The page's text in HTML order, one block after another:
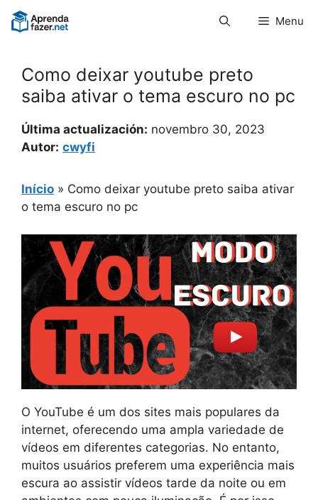
Pular
para
Menu
Como deixar youtube preto
saiba ativar o tema escuro no pc
Última actualización: novembro 30, 2023
Autor: cwyfi
Início » Como deixar youtube preto saiba ativar
o tema escuro no pc
O YouTube é um dos sites mais populares da
internet, oferecendo uma ampla variedade de
vídeos em diferentes categorias. No entanto,
muitos usuários preferem uma experiência mais
escura ao assistir vídeos tarde da noite ou em